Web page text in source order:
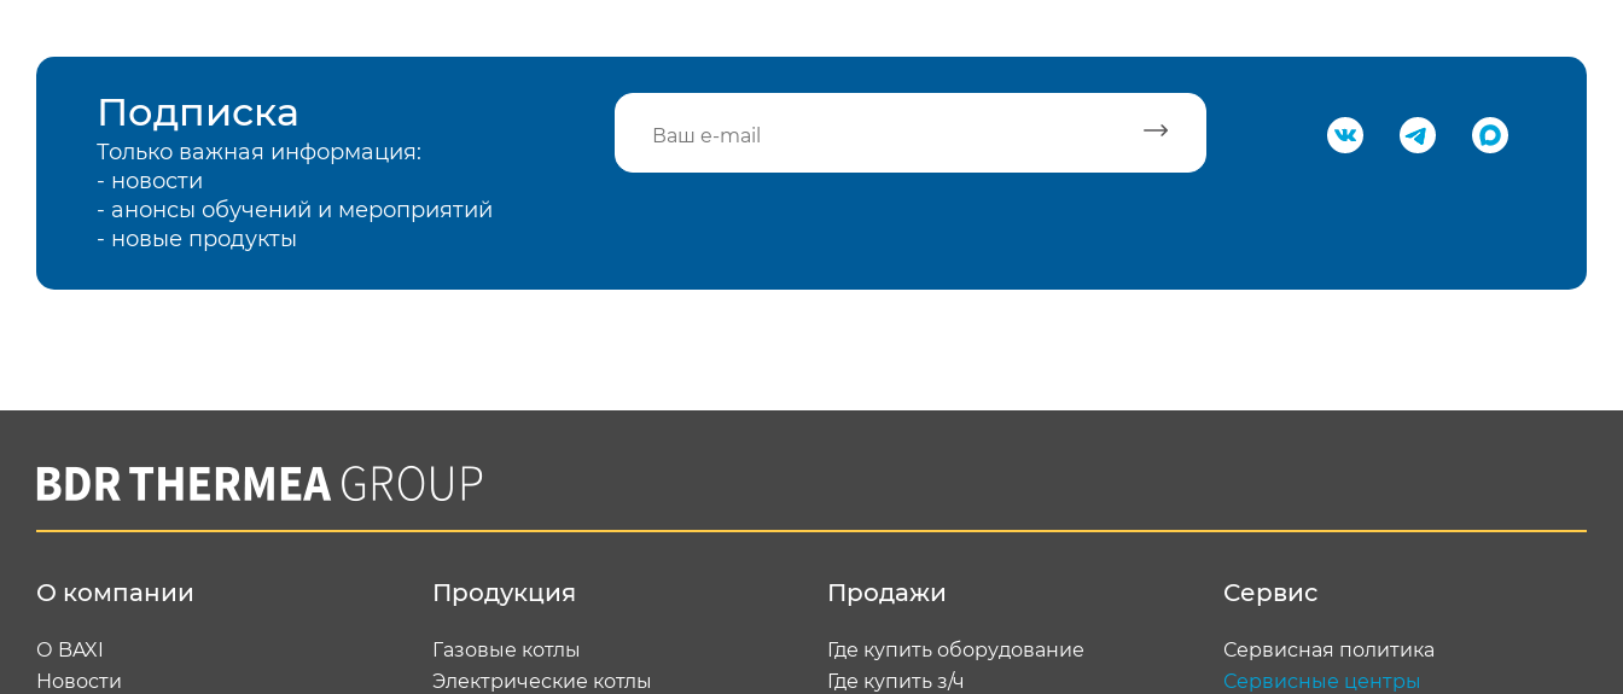
Подписка
Только важная информация:
- новости
- анонсы обучений и мероприятий
- новые продукты
О компании
О BAXI
Новости
Продукция
Газовые котлы
Электрические котлы
Продажи
Где купить оборудование
Где купить з/ч
Сервис
Сервисная политика
Сервисные центры